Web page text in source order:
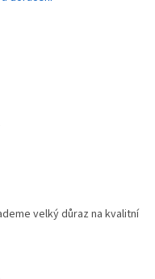
velký důraz na kvalitní